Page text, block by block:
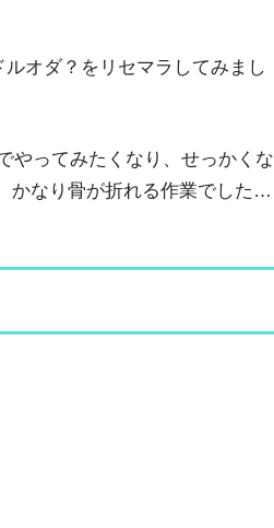
オダ？をリセマラしてみまし
やってみたくなり、せっかくな
かなり骨が折れる作業でした…